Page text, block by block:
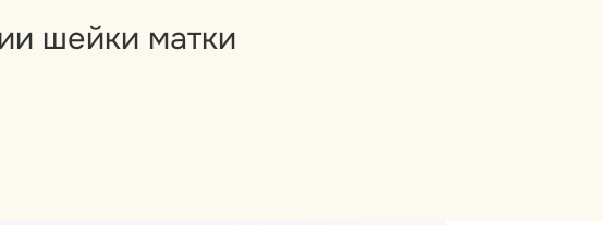
шейки матки